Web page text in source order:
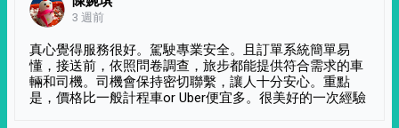
3 週前
真心覺得服務很好。駕駛專業安全。且訂單系統簡單易
懂，接送前，依照問卷調查，旅步都能提供符合需求的車
輛和司機。司機會保持密切聯繫，讓人十分安心。重點
是，價格比一般計程車or Uber便宜多。很美好的一次經驗